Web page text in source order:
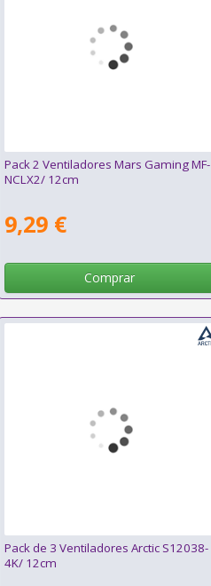
Pack 2 Ventiladores Mars Gaming MF-
NCLX2/ 12cm
9,29 €
Comprar
Pack de 3 Ventiladores Arctic S12038-
4K/ 12cm